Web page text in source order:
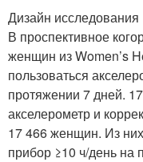
Дизайн исследования
В проспективное
женщин из Women’s
пользоваться
протяжении 7 дней.
акселерометр и
17 466 женщин. Из
прибор ≥10 ч/день на